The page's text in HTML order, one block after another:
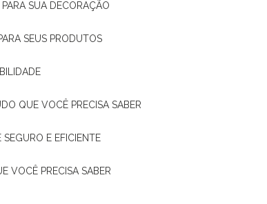
SUA DECORAÇÃO
SEUS PRODUTOS
QUE VOCÊ PRECISA SABER
SEGURO E EFICIENTE
VOCÊ PRECISA SABER